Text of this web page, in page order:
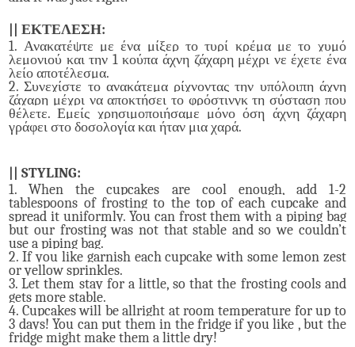
|| ΕΚΤΕΛΕΣΗ:
1. Ανακατέψτε με ένα μίξερ το τυρί κρέμα με το χυμό
λεμονιού και την 1 κούπα άχνη ζάχαρη μέχρι νε έχετε ένα
λείο αποτέλεσμα.
2. Συνεχίστε το ανακάτεμα ρίχνοντας την υπόλοιπη άχνη
ζάχαρη μέχρι να αποκτήσει το φρόστινγκ τη σύσταση που
θέλετε. Εμείς χρησιμοποιήσαμε μόνο όση άχνη ζάχαρη
γράφει στο δοσολογία και ήταν μια χαρά.
|| STYLING:
1. When the cupcakes are cool enough, add 1-2
tablespoons of frosting to the top of each cupcake and
spread it uniformly. You can frost them with a piping bag
but our frosting was not that stable and so we couldn’t
use a piping bag.
2. If you like garnish each cupcake with some lemon zest
or yellow sprinkles.
3. Let them stay for a little, so that the frosting cools and
gets more stable.
4. Cupcakes will be allright at room temperature for up to
3 days! You can put them in the fridge if you like , but the
fridge might make them a little dry!